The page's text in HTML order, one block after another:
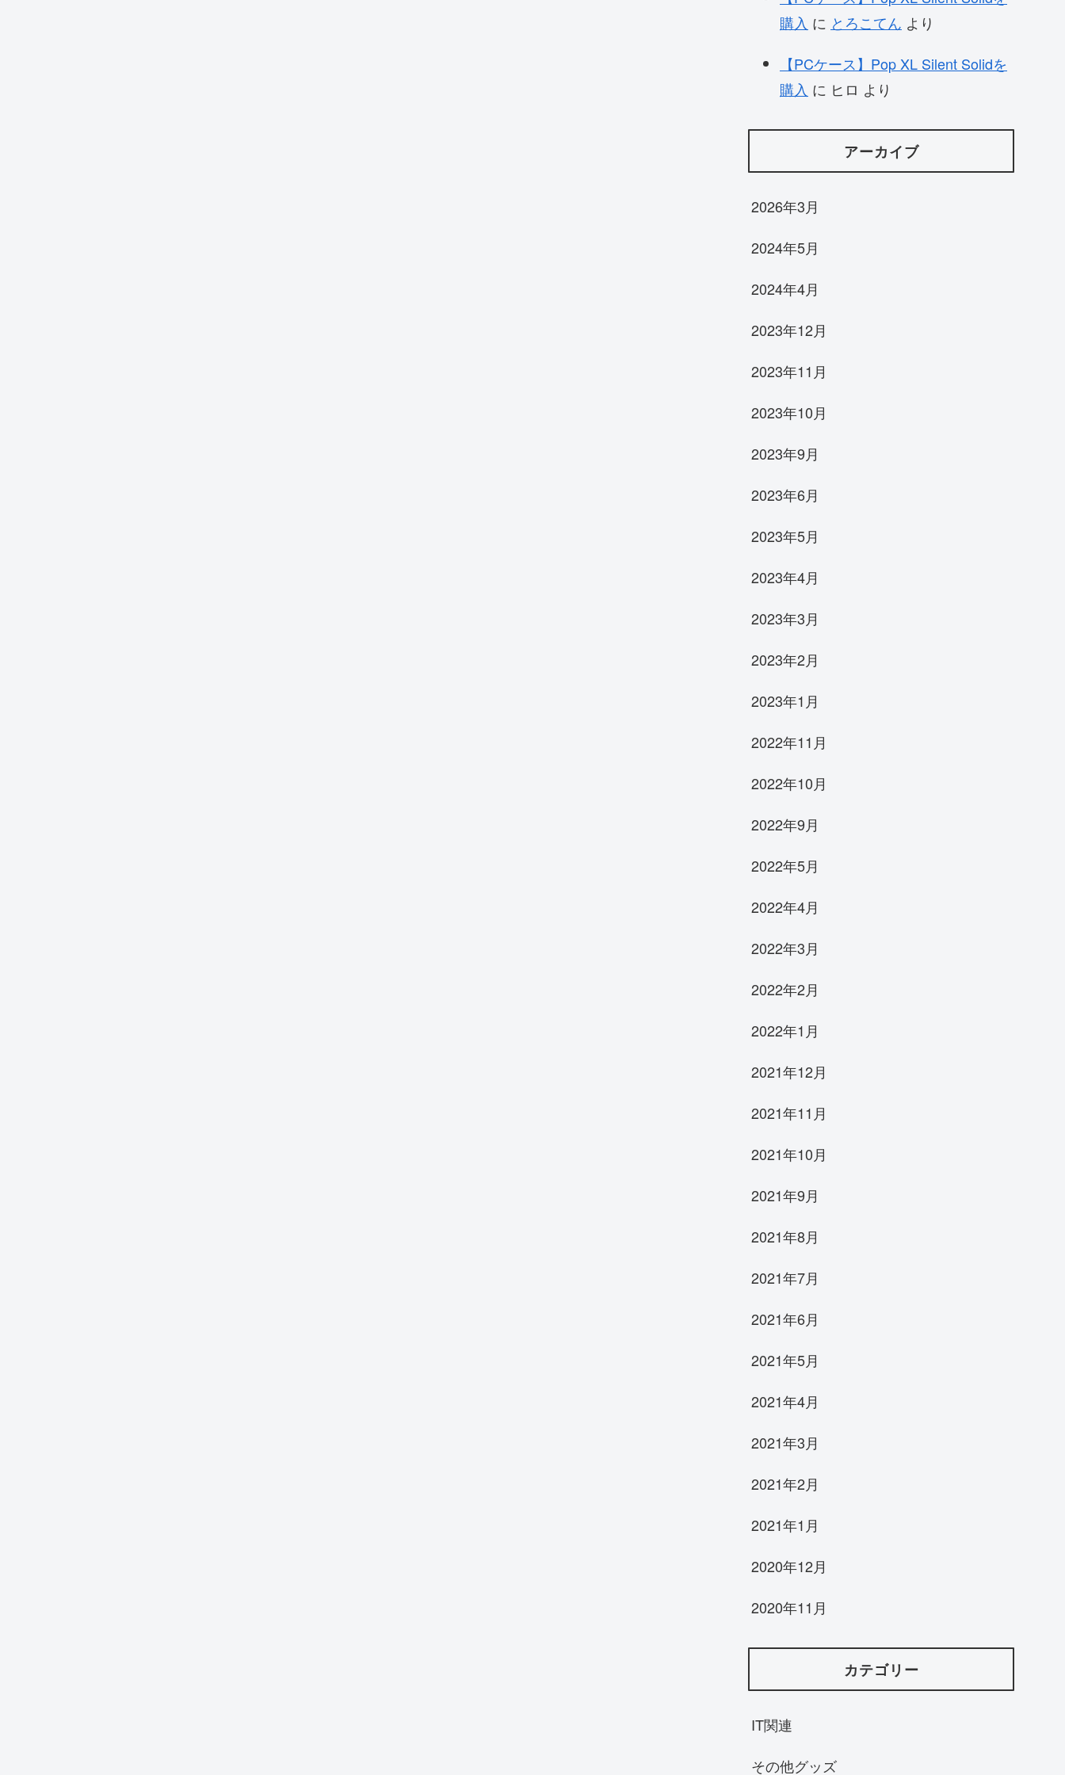
購入 に とろこてん より
【PCケース】Pop XL Silent Solidを
購入 に ヒロ より
アーカイブ
2026年3月
2024年5月
2024年4月
2023年12月
2023年11月
2023年10月
2023年9月
2023年6月
2023年5月
2023年4月
2023年3月
2023年2月
2023年1月
2022年11月
2022年10月
2022年9月
2022年5月
2022年4月
2022年3月
2022年2月
2022年1月
2021年12月
2021年11月
2021年10月
2021年9月
2021年8月
2021年7月
2021年6月
2021年5月
2021年4月
2021年3月
2021年2月
2021年1月
2020年12月
2020年11月
カテゴリー
IT関連
その他グッズ